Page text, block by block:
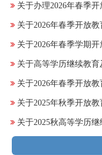
关于办理2026年春季
关于2026年春季开放
关于2026年春季开放
关于2025年秋季开放
关于2025秋高等学历